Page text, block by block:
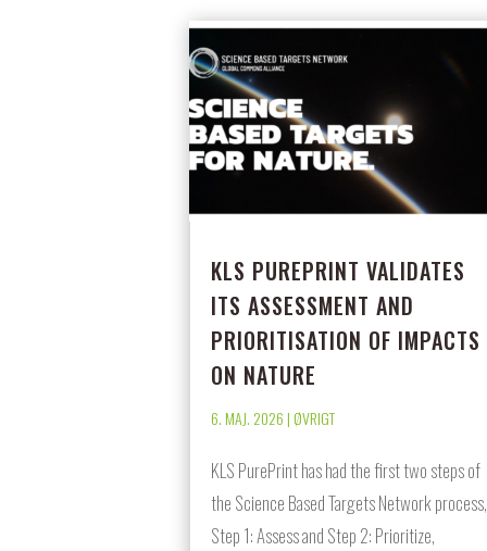
KLS PUREPRINT VALIDATES
ITS ASSESSMENT AND
PRIORITISATION OF IMPACTS
ON NATURE
6. MAJ. 2026|ØVRIGT
KLS PurePrint has had the first two steps of
the Science Based Targets Network process,
Step 1: Assess and Step 2: Prioritize,